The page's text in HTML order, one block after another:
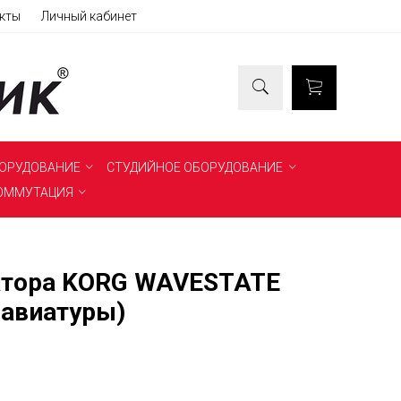
Личный кабинет
СТУДИЙНОЕ ОБОРУДОВАНИЕ
- 17% нет в наличии
KORG WAVESTATE